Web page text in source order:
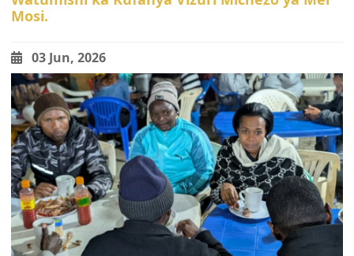
Mosi.
03 Jun, 2026